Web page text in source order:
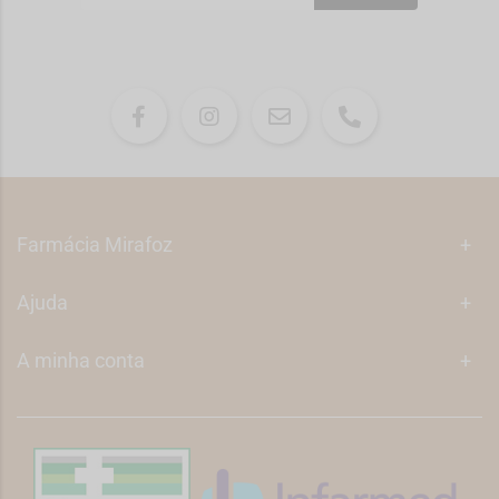
Farmácia Mirafoz +
Ajuda +
A minha conta +